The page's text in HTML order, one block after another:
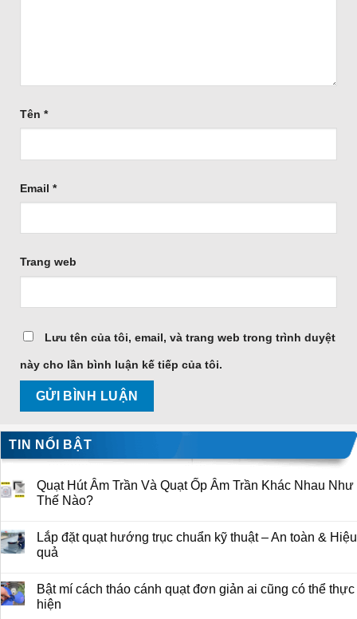
Tên *
Email *
Trang web
Lưu tên của tôi, email, và trang web trong trình duyệt
này cho lần bình luận kế tiếp của tôi.
TIN NỔI BẬT
Quạt Hút Âm Trần Và Quạt Ốp Âm Trần Khác Nhau Như
Thế Nào?
Lắp đặt quạt hướng trục chuẩn kỹ thuật – An toàn & Hiệu
quả
Bật mí cách tháo cánh quạt đơn giản ai cũng có thể thực
hiện